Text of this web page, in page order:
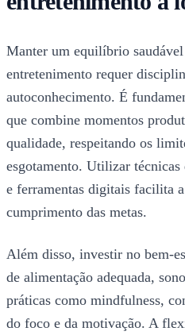
Manter um equilíbrio saudável
entretenimento requer
autoconhecimento. É
que combine momentos
qualidade, respeitando os
esgotamento. Utilizar
e ferramentas digitais facilita
cumprimento das metas.
Além disso, investir no bem-
de alimentação adequada,
práticas como mindfulness,
do foco e da motivação. A